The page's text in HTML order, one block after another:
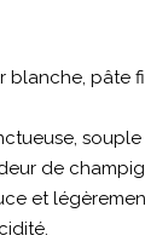
blanche, pâte
souple
de
et